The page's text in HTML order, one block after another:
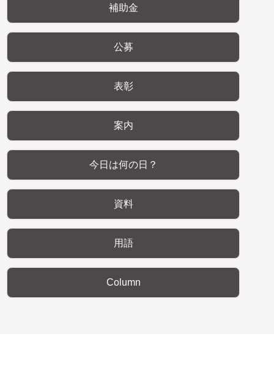
補助金
公募
表彰
案内
今日は何の日？
資料
用語
Column